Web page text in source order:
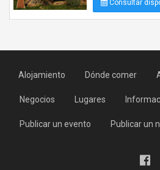
Consultar
Alojamiento Dónde comer
Negocios Lugares
Publicar un evento Publicar un